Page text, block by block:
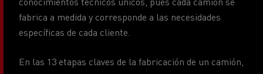
específicas de cada cliente.
En las 13 etapas claves de la fabricación de un camión,
explicaciones correspondientes, a elegir entre francés